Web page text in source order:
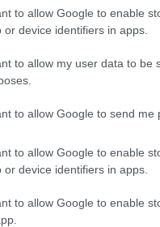
to allow Google to enable
or device identifiers in apps.
to allow my user data to be
to allow Google to send me
to allow Google to enable
or device identifiers in apps.
to allow Google to enable